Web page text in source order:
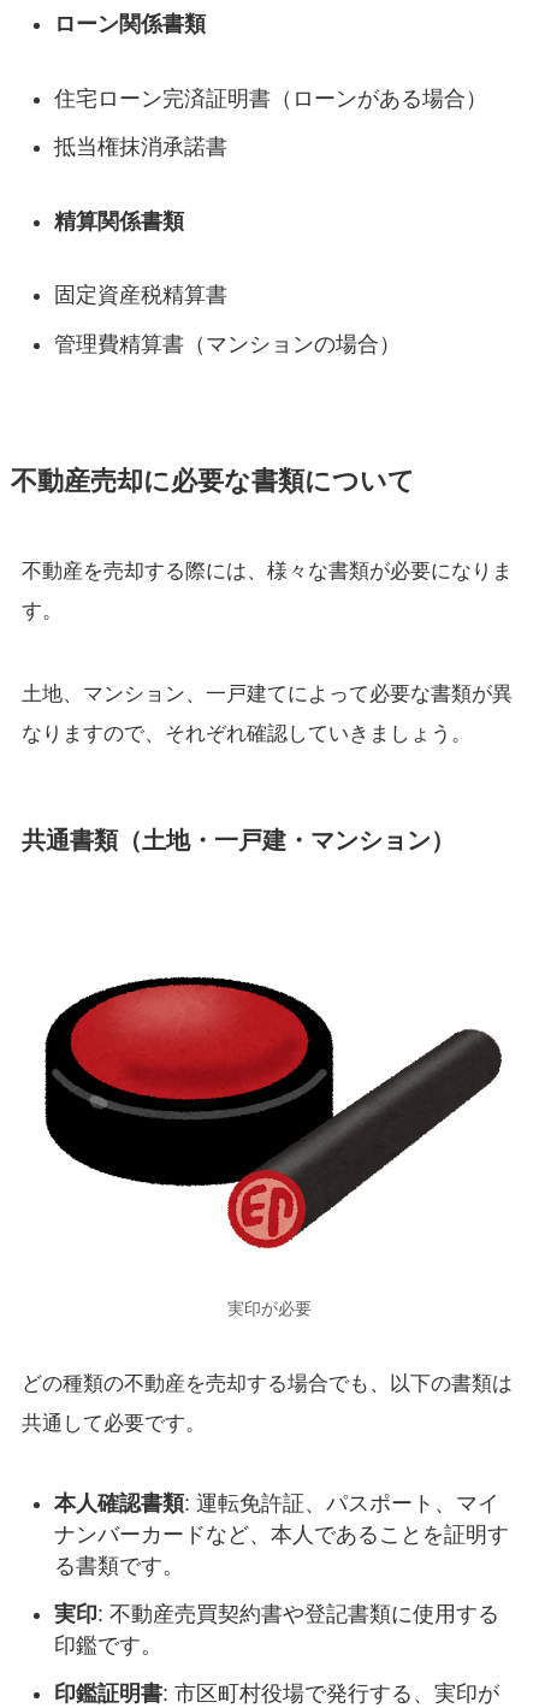
ローン関係書類
住宅ローン完済証明書（ローンがある場合）
抵当権抹消承諾書
精算関係書類
固定資産税精算書
管理費精算書（マンションの場合）
不動産売却に必要な書類について
不動産を売却する際には、様々な書類が必要になりま
す。
土地、マンション、一戸建てによって必要な書類が異
なりますので、それぞれ確認していきましょう。
共通書類（土地・一戸建・マンション）
実印が必要
どの種類の不動産を売却する場合でも、以下の書類は
共通して必要です。
本人確認書類: 運転免許証、パスポート、マイ
ナンバーカードなど、本人であることを証明す
る書類です。
実印: 不動産売買契約書や登記書類に使用する
印鑑です。
印鑑証明書: 市区町村役場で発行する、実印が